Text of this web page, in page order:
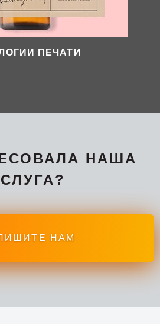
ПЕЧАТИ
НАША
НАМ